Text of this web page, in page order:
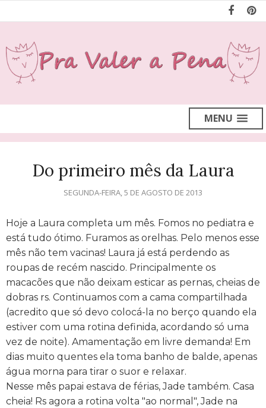
MENU
Do primeiro mês da Laura
SEGUNDA-FEIRA, 5 DE AGOSTO DE 2013
Hoje a Laura completa um mês. Fomos no pediatra e
está tudo ótimo. Furamos as orelhas. Pelo menos esse
mês não tem vacinas! Laura já está perdendo as
roupas de recém nascido. Principalmente os
macacões que não deixam esticar as pernas, cheias de
dobras rs. Continuamos com a cama compartilhada
(acredito que só devo colocá-la no berço quando ela
estiver com uma rotina definida, acordando só uma
vez de noite). Amamentação em livre demanda! Em
dias muito quentes ela toma banho de balde, apenas
água morna para tirar o suor e relaxar.
Nesse mês papai estava de férias, Jade também. Casa
cheia! Rs agora a rotina volta "ao normal", Jade na